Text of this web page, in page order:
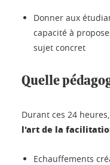
Donner aux
capacité à
sujet concret
Quelle
Durant ces 24
l'art de la
Echauffements